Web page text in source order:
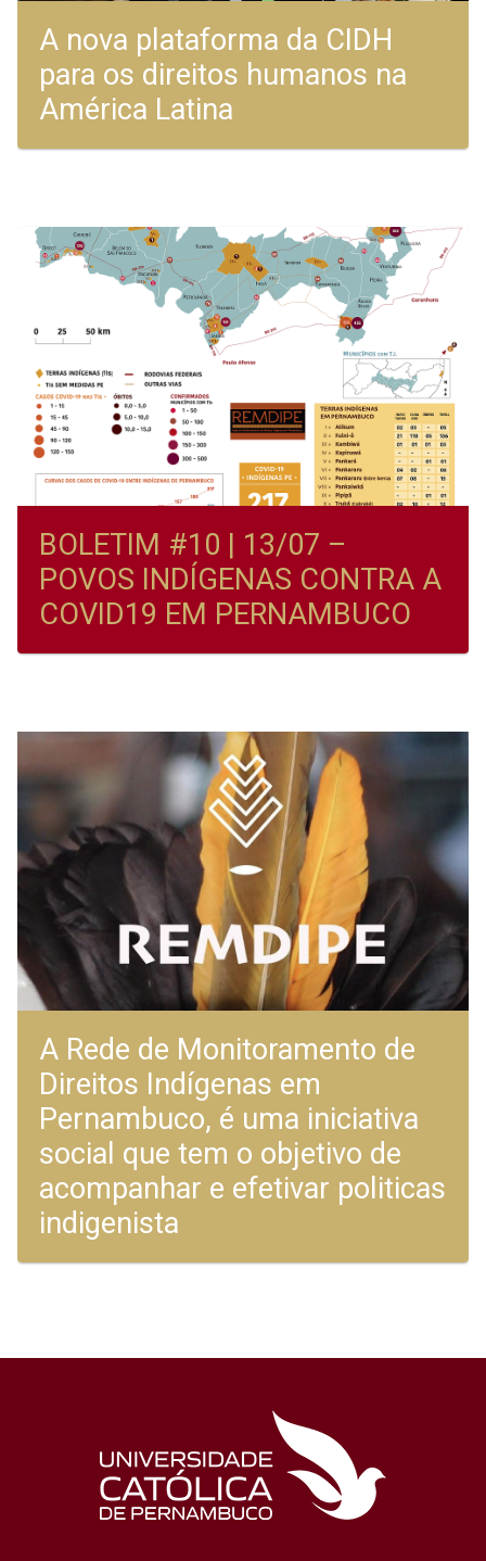
A nova plataforma da CIDH
para os direitos humanos na
América Latina
BOLETIM #10 | 13/07 –
POVOS INDÍGENAS CONTRA A
COVID19 EM PERNAMBUCO
A Rede de Monitoramento de
Direitos Indígenas em
Pernambuco, é uma iniciativa
social que tem o objetivo de
acompanhar e efetivar politicas
indigenista